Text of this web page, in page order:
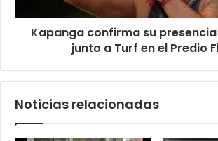
Kapanga confirma su
junto a Turf en el Predio
Noticias relacionadas